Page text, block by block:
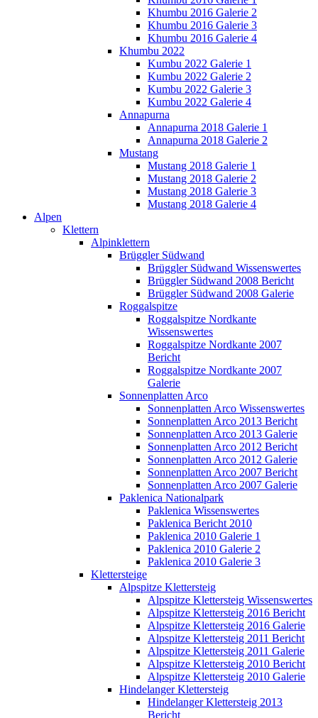
Khumbu 2016 Galerie 2
Khumbu 2016 Galerie 3
Khumbu 2016 Galerie 4
Khumbu 2022
Kumbu 2022 Galerie 1
Kumbu 2022 Galerie 2
Kumbu 2022 Galerie 3
Kumbu 2022 Galerie 4
Annapurna
Annapurna 2018 Galerie 1
Annapurna 2018 Galerie 2
Mustang
Mustang 2018 Galerie 1
Mustang 2018 Galerie 2
Mustang 2018 Galerie 3
Mustang 2018 Galerie 4
Alpen
Klettern
Alpinklettern
Brüggler Südwand
Brüggler Südwand Wissenswertes
Brüggler Südwand 2008 Bericht
Brüggler Südwand 2008 Galerie
Roggalspitze
Roggalspitze Nordkante
Wissenswertes
Roggalspitze Nordkante 2007
Bericht
Roggalspitze Nordkante 2007
Galerie
Sonnenplatten Arco
Sonnenplatten Arco Wissenswertes
Sonnenplatten Arco 2013 Bericht
Sonnenplatten Arco 2013 Galerie
Sonnenplatten Arco 2012 Bericht
Sonnenplatten Arco 2012 Galerie
Sonnenplatten Arco 2007 Bericht
Sonnenplatten Arco 2007 Galerie
Paklenica Nationalpark
Paklenica Wissenswertes
Paklenica Bericht 2010
Paklenica 2010 Galerie 1
Paklenica 2010 Galerie 2
Paklenica 2010 Galerie 3
Klettersteige
Alpspitze Klettersteig
Alpspitze Klettersteig Wissenswertes
Alpspitze Klettersteig 2016 Bericht
Alpspitze Klettersteig 2016 Galerie
Alpspitze Klettersteig 2011 Bericht
Alpspitze Klettersteig 2011 Galerie
Alpspitze Klettersteig 2010 Bericht
Alpspitze Klettersteig 2010 Galerie
Hindelanger Klettersteig
Hindelanger Klettersteig 2013
Bericht